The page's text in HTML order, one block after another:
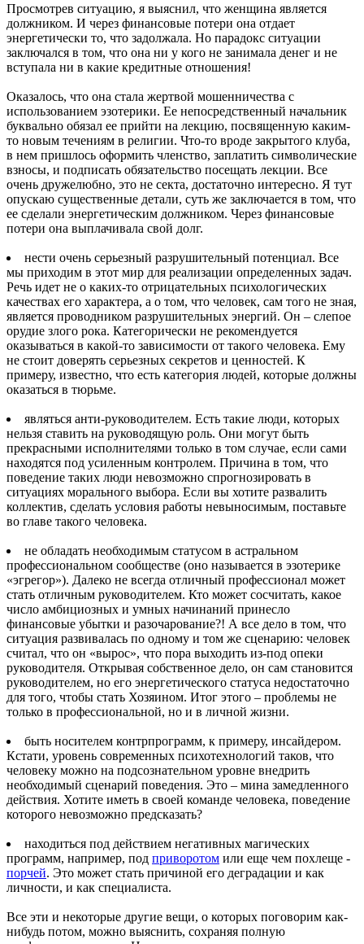
Просмотрев ситуацию, я выяснил, что женщина является
должником. И через финансовые потери она отдает
энергетически то, что задолжала. Но парадокс ситуации
заключался в том, что она ни у кого не занимала денег и не
вступала ни в какие кредитные отношения!
Оказалось, что она стала жертвой мошенничества с
использованием эзотерики. Ее непосредственный начальник
буквально обязал ее прийти на лекцию, посвященную каким-
то новым течениям в религии. Что-то вроде закрытого клуба,
в нем пришлось оформить членство, заплатить символические
взносы, и подписать обязательство посещать лекции. Все
очень дружелюбно, это не секта, достаточно интересно. Я тут
опускаю существенные детали, суть же заключается в том, что
ее сделали энергетическим должником. Через финансовые
потери она выплачивала свой долг.
нести очень серьезный разрушительный потенциал. Все
мы приходим в этот мир для реализации определенных задач.
Речь идет не о каких-то отрицательных психологических
качествах его характера, а о том, что человек, сам того не зная,
является проводником разрушительных энергий. Он – слепое
орудие злого рока. Категорически не рекомендуется
оказываться в какой-то зависимости от такого человека. Ему
не стоит доверять серьезных секретов и ценностей. К
примеру, известно, что есть категория людей, которые должны
оказаться в тюрьме.
являться анти-руководителем. Есть такие люди, которых
нельзя ставить на руководящую роль. Они могут быть
прекрасными исполнителями только в том случае, если сами
находятся под усиленным контролем. Причина в том, что
поведение таких люди невозможно спрогнозировать в
ситуациях морального выбора. Если вы хотите развалить
коллектив, сделать условия работы невыносимым, поставьте
во главе такого человека.
не обладать необходимым статусом в астральном
профессиональном сообществе (оно называется в эзотерике
«эгрегор»). Далеко не всегда отличный профессионал может
стать отличным руководителем. Кто может сосчитать, какое
число амбициозных и умных начинаний принесло
финансовые убытки и разочарование?! А все дело в том, что
ситуация развивалась по одному и том же сценарию: человек
считал, что он «вырос», что пора выходить из-под опеки
руководителя. Открывая собственное дело, он сам становится
руководителем, но его энергетического статуса недостаточно
для того, чтобы стать Хозяином. Итог этого – проблемы не
только в профессиональной, но и в личной жизни.
быть носителем контрпрограмм, к примеру, инсайдером.
Кстати, уровень современных психотехнологий таков, что
человеку можно на подсознательном уровне внедрить
необходимый сценарий поведения. Это – мина замедленного
действия. Хотите иметь в своей команде человека, поведение
которого невозможно предсказать?
находиться под действием негативных магических
программ, например, под приворотом или еще чем похлеще -
порчей. Это может стать причиной его деградации и как
личности, и как специалиста.
Все эти и некоторые другие вещи, о которых поговорим как-
нибудь потом, можно выяснить, сохраняя полную